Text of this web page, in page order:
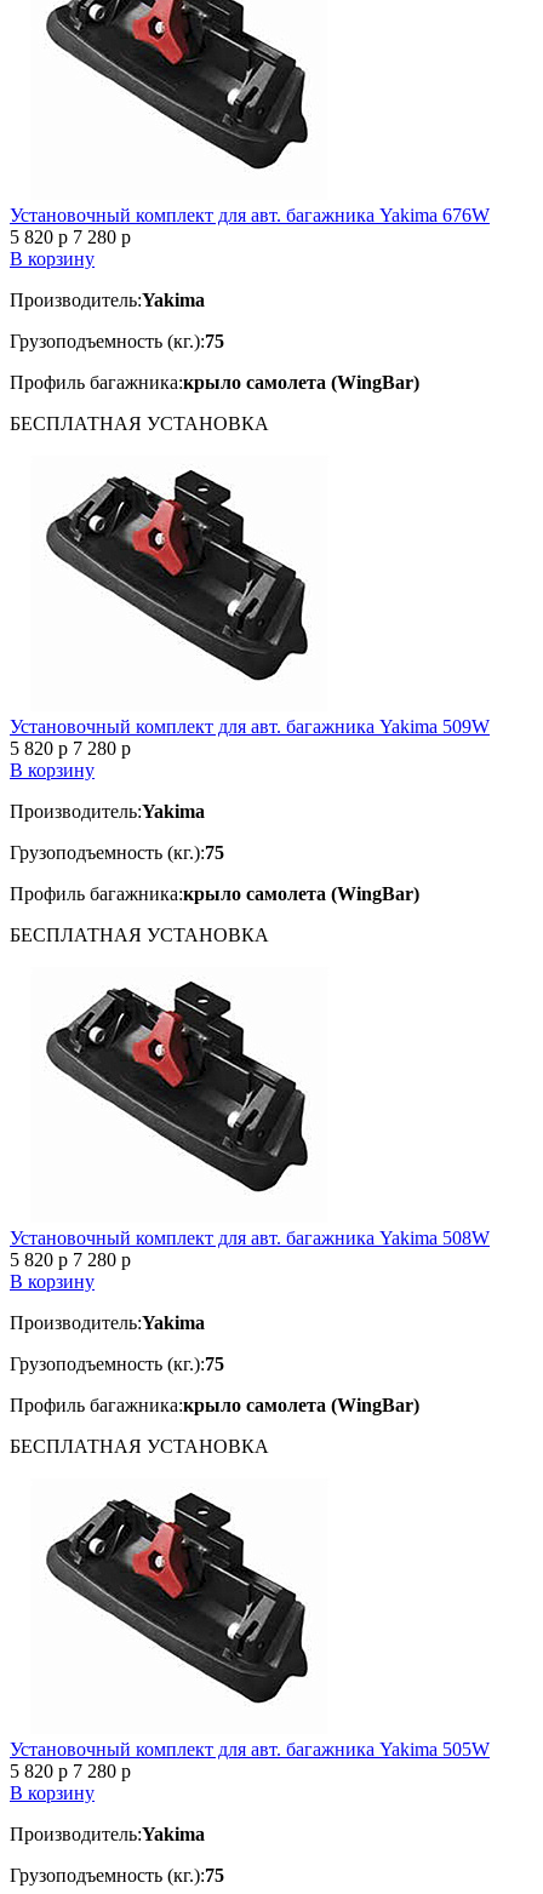
Установочный комплект для авт. багажника Yakima 676W
5 820 p 7 280 p
В корзину
Производитель:Yakima
Грузоподъемность (кг.):75
Профиль багажника:крыло самолета (WingBar)
БЕСПЛАТНАЯ УСТАНОВКА
Установочный комплект для авт. багажника Yakima 509W
5 820 p 7 280 p
В корзину
Производитель:Yakima
Грузоподъемность (кг.):75
Профиль багажника:крыло самолета (WingBar)
БЕСПЛАТНАЯ УСТАНОВКА
Установочный комплект для авт. багажника Yakima 508W
5 820 p 7 280 p
В корзину
Производитель:Yakima
Грузоподъемность (кг.):75
Профиль багажника:крыло самолета (WingBar)
БЕСПЛАТНАЯ УСТАНОВКА
Установочный комплект для авт. багажника Yakima 505W
5 820 p 7 280 p
В корзину
Производитель:Yakima
Грузоподъемность (кг.):75